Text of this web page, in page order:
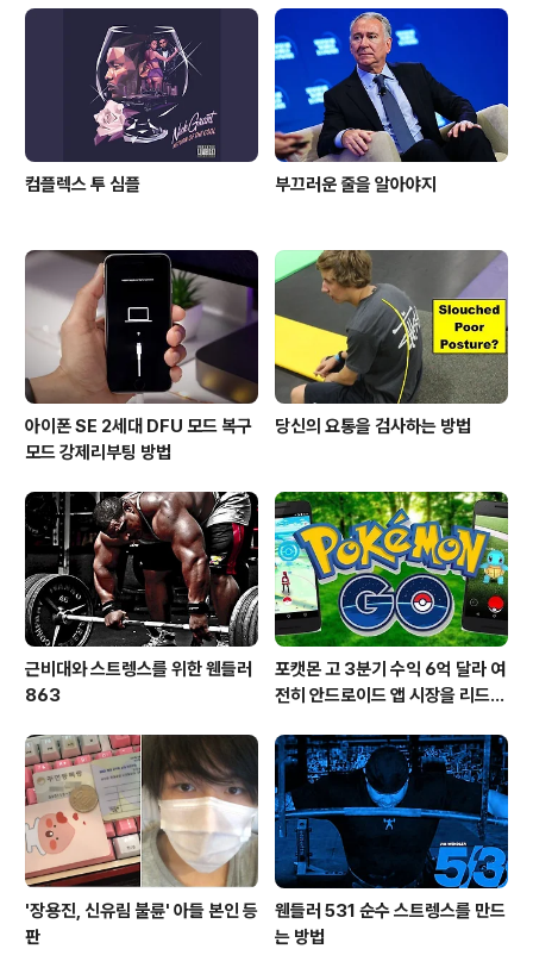
이 육성된다.), 소프트웨어 사후 지원과 업데이트, 배터리
사용 시간, 알림 설정 정도를 꼽았다. ▲ T.B의 SNS 이야
기 블로그의 모든 글은 저작권법의 보호를 받..
컴플렉스 투 심플 부끄러운 줄을 알아야지
아이폰 SE 2세대 DFU 모드 복구
모드 강제리부팅 방법
당신의 요통을 검사하는 방법
근비대와 스트렝스를 위한 웬들러
863
포캣몬 고 3분기 수익 6억 달라 여
전히 안드로이드 앱 시장을 리드
'장용진, 신유림 불륜' 아들 본인 등
판
웬들러 531 순수 스트렝스를 만드
는 방법